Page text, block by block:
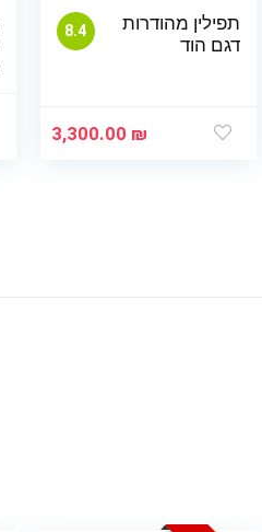
8.4
תפילין מהודרות
דגם הוד
3,300.00 ₪